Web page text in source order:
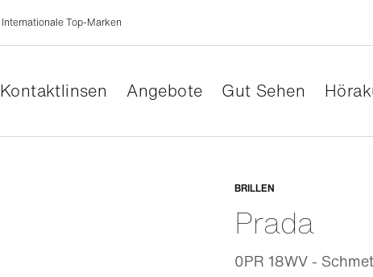
Internationale Top-Marken
Kontaktlinsen Angebote Gut Sehen
BRILLEN
Prada
0PR 18WV -
Anpassbar